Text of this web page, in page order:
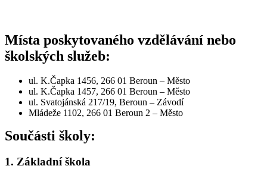
Místa poskytovaného vzdělávání nebo
školských služeb:
ul. K.Čapka 1456, 266 01 Beroun – Město
ul. K.Čapka 1457, 266 01 Beroun – Město
ul. Svatojánská 217/19, Beroun – Závodí
Mládeže 1102, 266 01 Beroun 2 – Město
Součásti školy:
1. Základní škola